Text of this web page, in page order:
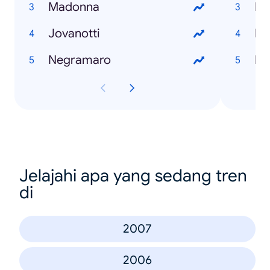
Madonna
Jovanotti
Negramaro
Jelajahi apa yang sedang tren
di
2007
2006